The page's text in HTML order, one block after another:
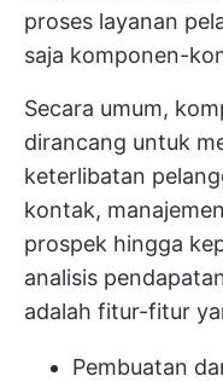
proses layanan
saja komponen-
Secara umum,
dirancang untuk
keterlibatan
kontak,
prospek hingga
analisis
adalah fitur-fitur
Pembuatan